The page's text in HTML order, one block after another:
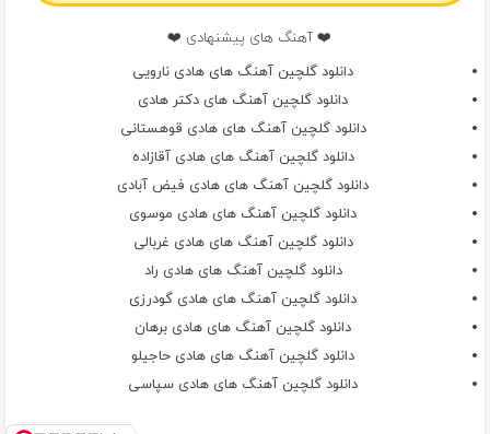
❤️ آهنگ های پیشنهادی ❤️
دانلود گلچین آهنگ های هادی نارویی
دانلود گلچین آهنگ های دکتر هادی
دانلود گلچین آهنگ های هادی قوهستانی
دانلود گلچین آهنگ های هادی آقازاده
دانلود گلچین آهنگ های هادی فیض آبادی
دانلود گلچین آهنگ های هادی موسوی
دانلود گلچین آهنگ های هادی غربالی
دانلود گلچین آهنگ های هادی راد
دانلود گلچین آهنگ های هادی گودرزی
دانلود گلچین آهنگ های هادی برهان
دانلود گلچین آهنگ های هادی حاجیلو
دانلود گلچین آهنگ های هادی سپاسی